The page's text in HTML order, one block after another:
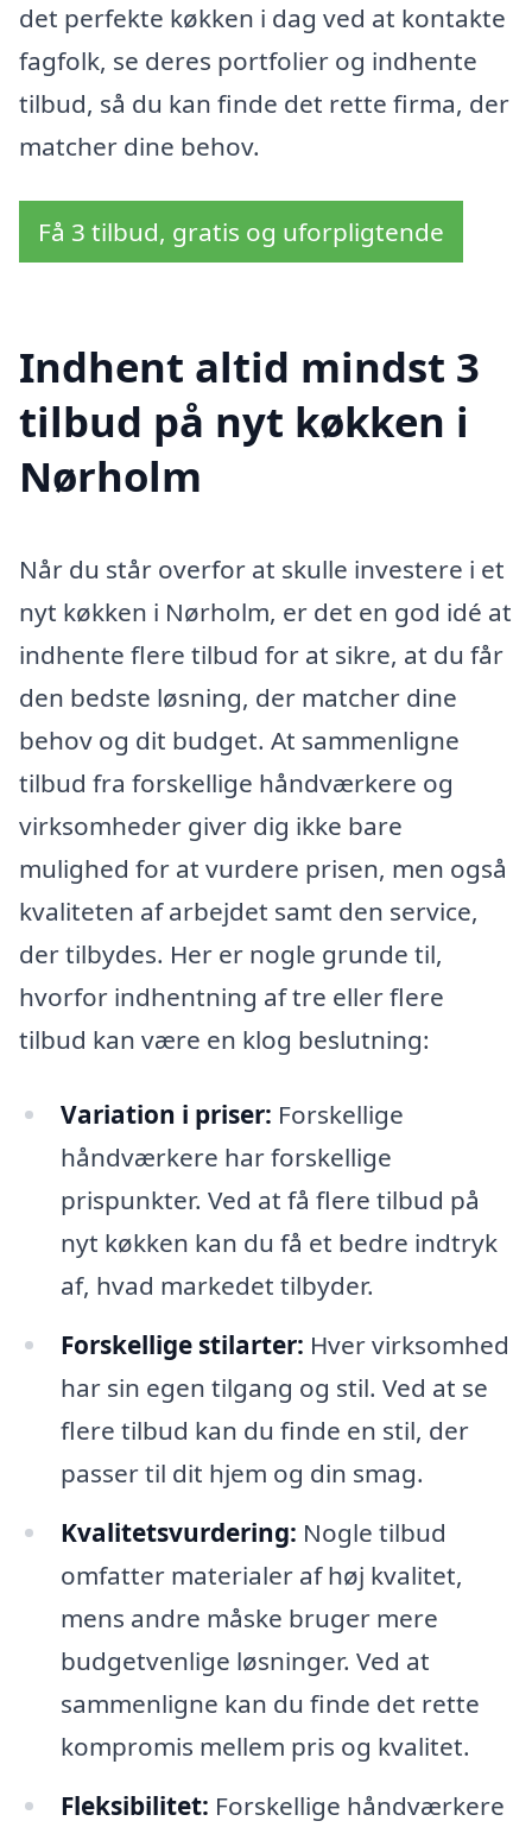
det perfekte køkken i dag ved at kontakte
fagfolk, se deres portfolier og indhente
tilbud, så du kan finde det rette firma, der
matcher dine behov.
Få 3 tilbud, gratis og uforpligtende
Indhent altid mindst 3
tilbud på nyt køkken i
Nørholm
Når du står overfor at skulle investere i et
nyt køkken i Nørholm, er det en god idé at
indhente flere tilbud for at sikre, at du får
den bedste løsning, der matcher dine
behov og dit budget. At sammenligne
tilbud fra forskellige håndværkere og
virksomheder giver dig ikke bare
mulighed for at vurdere prisen, men også
kvaliteten af arbejdet samt den service,
der tilbydes. Her er nogle grunde til,
hvorfor indhentning af tre eller flere
tilbud kan være en klog beslutning:
Variation i priser: Forskellige
håndværkere har forskellige
prispunkter. Ved at få flere tilbud på
nyt køkken kan du få et bedre indtryk
af, hvad markedet tilbyder.
Forskellige stilarter: Hver virksomhed
har sin egen tilgang og stil. Ved at se
flere tilbud kan du finde en stil, der
passer til dit hjem og din smag.
Kvalitetsvurdering: Nogle tilbud
omfatter materialer af høj kvalitet,
mens andre måske bruger mere
budgetvenlige løsninger. Ved at
sammenligne kan du finde det rette
kompromis mellem pris og kvalitet.
Fleksibilitet: Forskellige håndværkere